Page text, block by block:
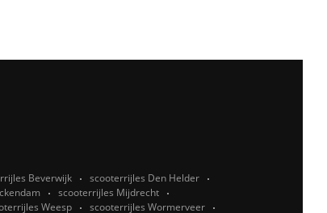
Beverwijk
scooterrijles Den Helder
scooterrijles Mijdrecht
Weesp scooterrijles Wormerveer